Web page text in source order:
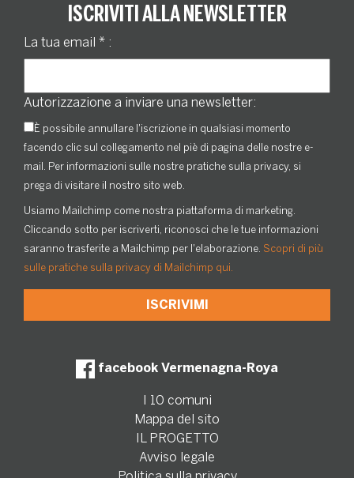
ISCRIVITI ALLA NEWSLETTER
La tua email * :
Autorizzazione a inviare una newsletter:
È possibile annullare l'iscrizione in qualsiasi momento
facendo clic sul collegamento nel piè di pagina delle nostre e-
mail. Per informazioni sulle nostre pratiche sulla privacy, si
prega di visitare il nostro sito web.
Usiamo Mailchimp come nostra piattaforma di marketing.
Cliccando sotto per iscriverti, riconosci che le tue informazioni
saranno trasferite a Mailchimp per l'elaborazione. Scopri di più
sulle pratiche sulla privacy di Mailchimp qui.
facebook Vermenagna-Roya
I 10 comuni
Mappa del sito
IL PROGETTO
Avviso legale